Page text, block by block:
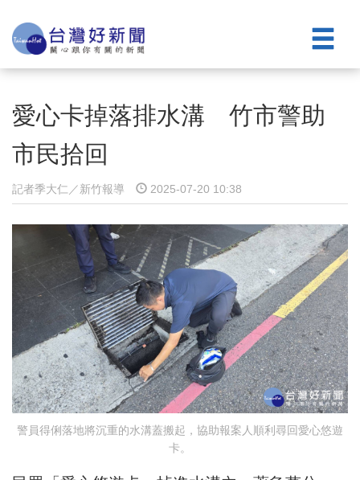
愛心卡掉落排水溝 竹市警助
市民拾回
記者季大仁／新竹報導 2025-07-20 10:38
警員得俐落地將沉重的水溝蓋搬起，協助報案人順利尋回愛心悠遊
卡。